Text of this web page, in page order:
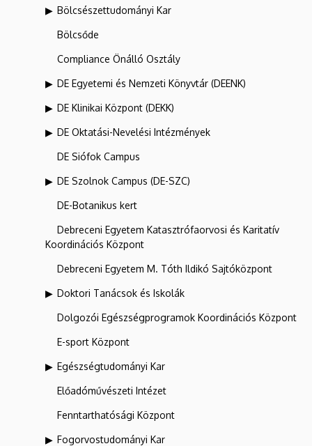
Bölcsészettudományi Kar
Bölcsőde
Compliance Önálló Osztály
DE Egyetemi és Nemzeti Könyvtár (DEENK)
DE Klinikai Központ (DEKK)
DE Oktatási-Nevelési Intézmények
DE Siófok Campus
DE Szolnok Campus (DE-SZC)
DE-Botanikus kert
Debreceni Egyetem Katasztrófaorvosi és Karitatív
Koordinációs Központ
Debreceni Egyetem M. Tóth Ildikó Sajtóközpont
Doktori Tanácsok és Iskolák
Dolgozói Egészségprogramok Koordinációs Központ
E-sport Központ
Egészségtudományi Kar
Előadóművészeti Intézet
Fenntarthatósági Központ
Fogorvostudományi Kar